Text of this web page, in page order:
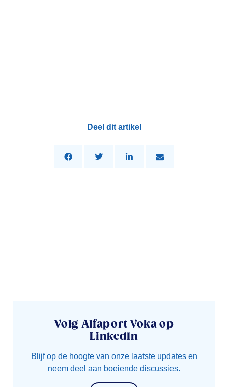
Deel dit artikel
Volg Alfaport Voka op
LinkedIn
Blijf op de hoogte van onze laatste updates en
neem deel aan boeiende discussies.